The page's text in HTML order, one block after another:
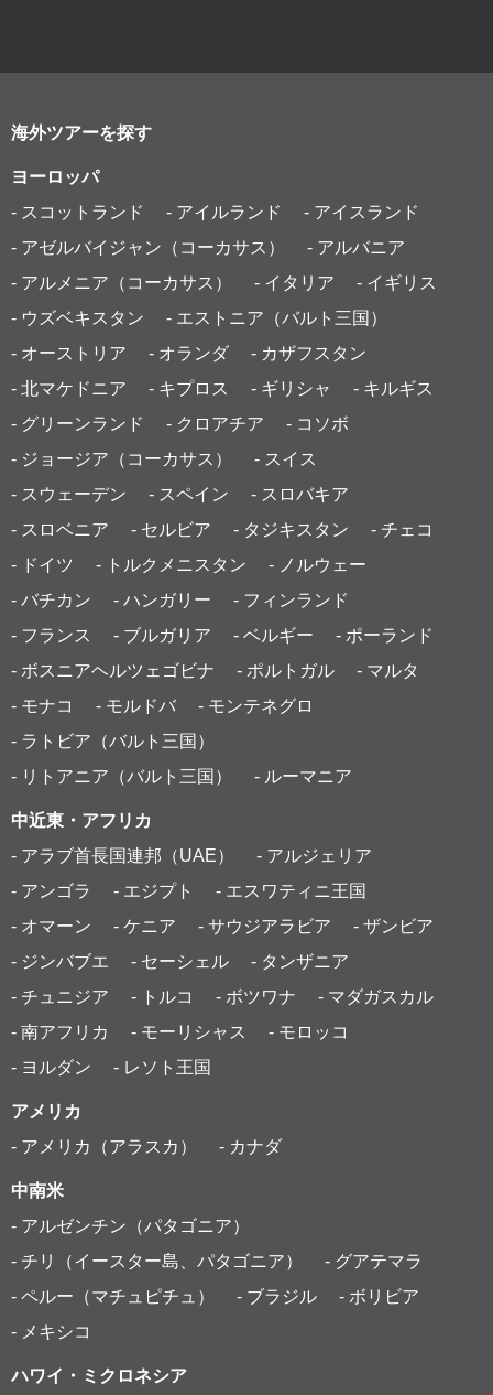
海外ツアーを探す
ヨーロッパ
- スコットランド
- アイルランド
- アイスランド
- アゼルバイジャン（コーカサス）
- アルバニア
- アルメニア（コーカサス）
- イタリア
- イギリス
- ウズベキスタン
- エストニア（バルト三国）
- オーストリア
- オランダ
- カザフスタン
- 北マケドニア
- キプロス - ギリシャ
- キルギス
- グリーンランド
- クロアチア
- コソボ
- ジョージア（コーカサス）
- スイス
- スウェーデン
- スペイン
- スロバキア
- スロベニア
- セルビア - タジキスタン
- チェコ
- ドイツ
- トルクメニスタン
- ノルウェー
- バチカン
- ハンガリー
- フィンランド
- フランス
- ブルガリア - ベルギー
- ポーランド
- ボスニアヘルツェゴビナ
- ポルトガル
- マルタ
- モナコ
- モルドバ
- モンテネグロ
- ラトビア（バルト三国）
- リトアニア（バルト三国）
- ルーマニア
中近東・アフリカ
- アラブ首長国連邦（UAE）
- アルジェリア
- アンゴラ
- エジプト
- エスワティニ王国
- オマーン
- ケニア - サウジアラビア
- ザンビア
- ジンバブエ
- セーシェル
- タンザニア
- チュニジア
- トルコ - ボツワナ
- マダガスカル
- 南アフリカ
- モーリシャス
- モロッコ
- ヨルダン
- レソト王国
アメリカ
- アメリカ（アラスカ）
- カナダ
中南米
- アルゼンチン（パタゴニア）
- チリ（イースター島、パタゴニア）
- グアテマラ
- ペルー（マチュピチュ）
- ブラジル
- ボリビア
- メキシコ
ハワイ・ミクロネシア